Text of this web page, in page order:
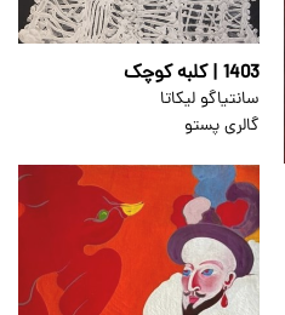
1403 | کلبه کوچک
سانتیاگو لیکاتا
گالری پستو